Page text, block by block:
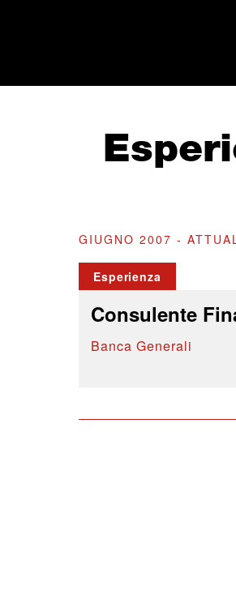
GIUGNO 2007 -
Esperienza
Consulente
Banca Generali